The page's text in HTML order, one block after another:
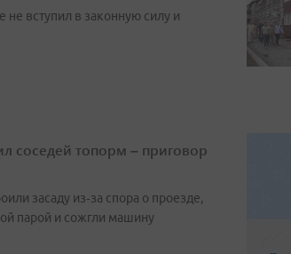
вступил в законную силу и
соседей топорм – приговор
засаду из‑за спора о проезде,
парой и сожгли машину